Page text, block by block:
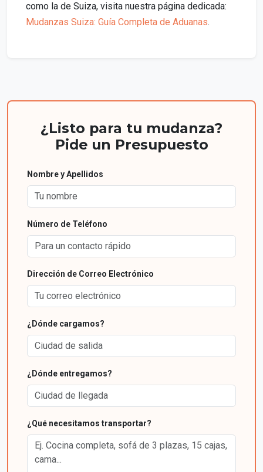
como la de Suiza, visita nuestra página dedicada:
Mudanzas Suiza: Guía Completa de Aduanas.
¿Listo para tu mudanza?
Pide un Presupuesto
Nombre y Apellidos
Número de Teléfono
Dirección de Correo Electrónico
¿Dónde cargamos?
¿Dónde entregamos?
¿Qué necesitamos transportar?